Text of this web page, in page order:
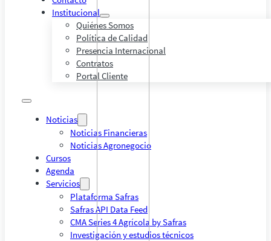
Institucional
Quiénes Somos
Política de Calidad
Presencia Internacional
Contratos
Portal Cliente
Noticias
Noticias Financieras
Noticias Agronegocio
Cursos
Agenda
Servicios
Plataforma Safras
Safras API Data Feed
CMA Series 4 Agrícola by Safras
Investigación y estudios técnicos